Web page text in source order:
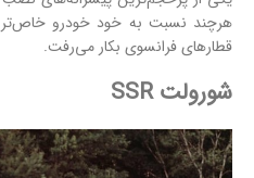
قطارهای فرانسوی بکار می‌رفت.
شورولت SSR